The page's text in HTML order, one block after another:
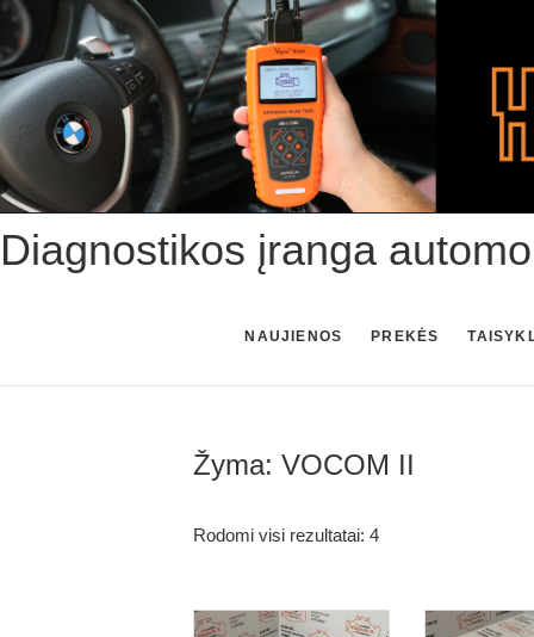
Skip
to
content
Diagnostikos įranga
NAUJIENOS PREKĖS
Žyma: VOCOM II
Rodomi visi rezultatai: 4